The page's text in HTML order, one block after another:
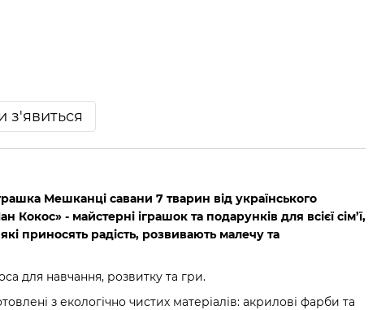
з'явиться
Мешканці савани 7 тварин від українського
Кокос» - майстерні іграшок та подарунків для всієї сім’ї,
приносять радість, розвивають малечу та
для навчання, розвитку та гри.
з екологічно чистих матеріалів: акрилові фарби та